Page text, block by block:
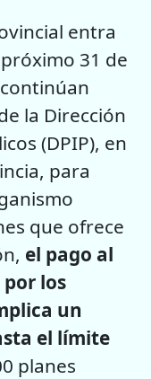
entra
31 de
la Dirección
(DPIP), en
para
que ofrece
el pago al
los
un
el límite
planes